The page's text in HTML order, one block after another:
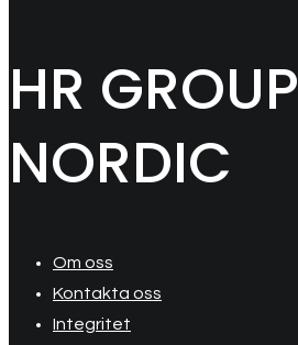
HR GROUP
NORDIC
Om oss
Kontakta oss
Integritet